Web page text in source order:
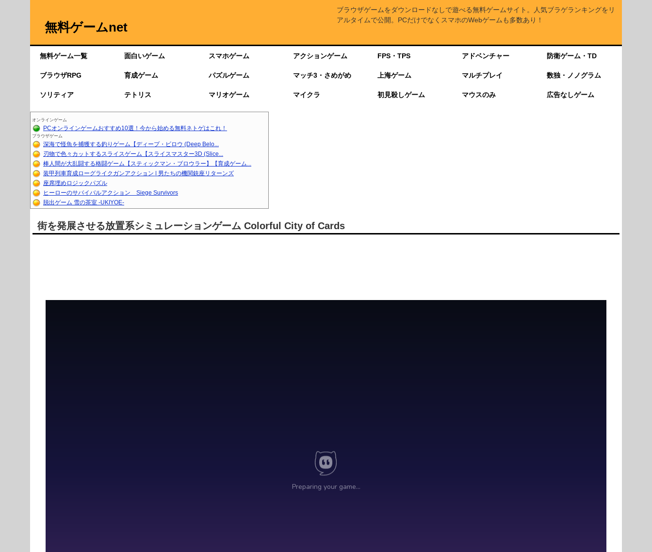
無料ゲームnet
ブラウザゲームをダウンロードなしで遊べる無料ゲームサイト。人気ブラゲランキングをリ
アルタイムで公開。PCだけでなくスマホのWebゲームも多数あり！
無料ゲーム一覧 面白いゲーム スマホゲーム アクションゲーム FPS・TPS アドベンチャー 防衛ゲーム・TD
ブラウザRPG 育成ゲーム パズルゲーム マッチ3・さめがめ 上海ゲーム マルチプレイ 数独・ノノグラム
ソリティア テトリス マリオゲーム マイクラ 初見殺しゲーム マウスのみ 広告なしゲーム
オンラインゲーム
PCオンラインゲームおすすめ10選！今から始める無料ネトゲはこれ！
ブラウザゲーム
深海で怪魚を捕獲する釣りゲーム【ディープ・ビロウ (Deep Belo...
刃物で色々カットするスライスゲーム【スライスマスター3D (Slice...
棒人間が大乱闘する格闘ゲーム【スティックマン・ブロウラー】【育成ゲーム...
装甲列車育成ローグライクガンアクション | 男たちの機関銃座リターンズ
座席埋めロジックパズル
ヒーローのサバイバルアクション Siege Survivors
脱出ゲーム 雪の茶室 -UKIYOE-
街を発展させる放置系シミュレーションゲーム Colorful City of Cards